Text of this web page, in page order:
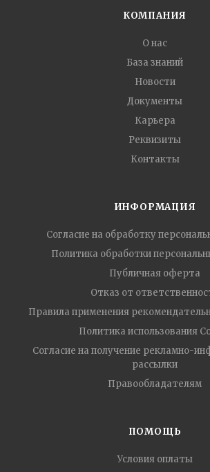
КОМПАНИЯ
О нас
База знаний
Новости
Документы
Карьера
Реквизиты
Контакты
ИНФОРМАЦИЯ
Согласие на обработку
Политика обработки
Публичная оферта
Отказ от
Правила применения
Политика использования
Согласие на получение рекламно-
рассылки
Правообладателям
ПОМОЩЬ
Условия оплаты